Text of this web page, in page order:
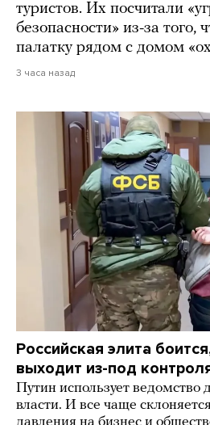
туристов. Их посчитали
безопасности» из-за того,
палатку рядом с домом
3 часа назад
Российская элита
выходит из-под
Путин использует ведомство
власти. И все чаще